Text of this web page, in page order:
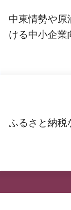
中東情勢や原
ける中小企業
ふるさと納税